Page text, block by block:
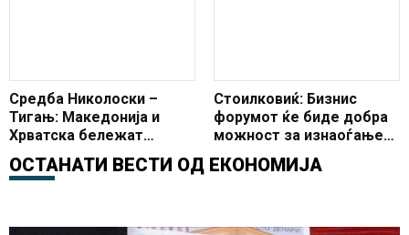
Средба Николоски –
Тигањ: Македонија и
Хрватска бележат
одлични билатерални и
трговски односи
Стоилковиќ: Бизнис
форумот ќе биде добра
можност за изнаоѓање
нови форми и методи за
соработка меѓу двете
ОСТАНАТИ ВЕСТИ ОД ЕКОНОМИЈА